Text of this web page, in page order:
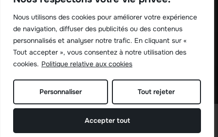
Nous utilisons des cookies pour améliorer votre expérience
de navigation, diffuser des publicités ou des contenus
personnalisés et analyser notre trafic. En cliquant sur «
Tout accepter », vous consentez à notre utilisation des
cookies. Politique relative aux cookies
Personnaliser Tout rejeter
Accepter tout
Télécharger notre application !
Sporting de charleroi 2026